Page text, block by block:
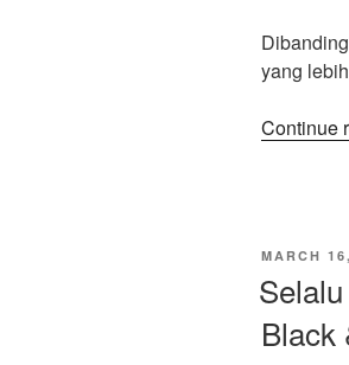
yang
Continue
POSTED
MARCH
Black